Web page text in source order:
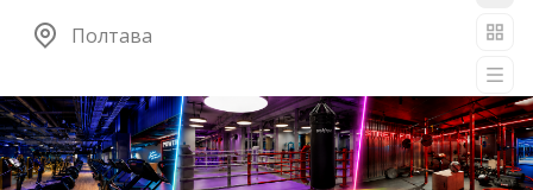
Полтава